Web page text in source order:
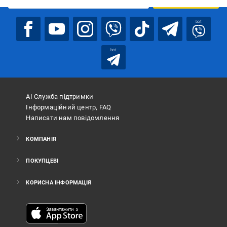
bot
bot
АІ Служба підтримки
Інформаційний центр, FAQ
Написати нам повідомлення
КОМПАНІЯ
ПОКУПЦЕВІ
КОРИСНА ІНФОРМАЦІЯ